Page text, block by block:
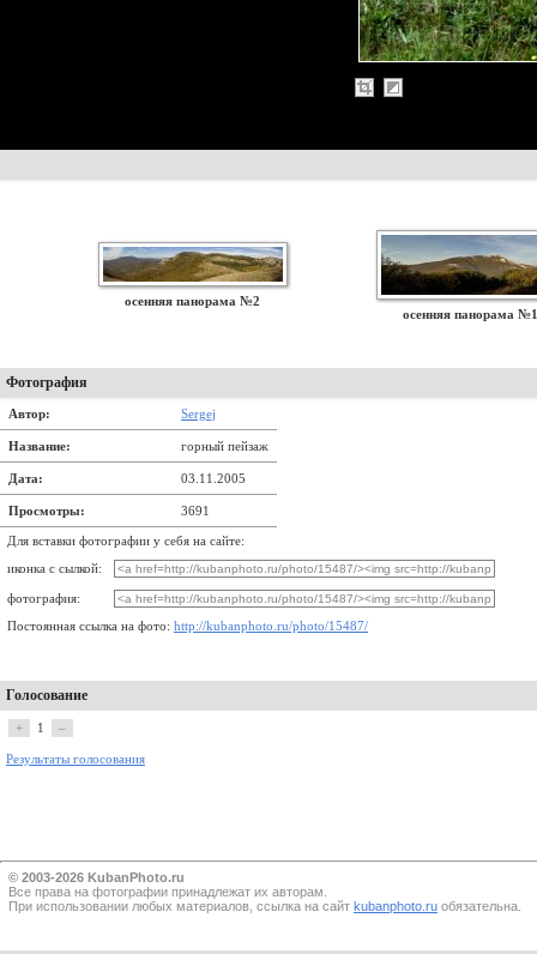
осенняя панорама №2
осенняя панорама
Фотография
Автор: Sergej
Название: горный пейзаж
Дата: 03.11.2005
Просмотры: 3691
Для вставки фотографии у себя на сайте:
иконка с сылкой:
фотография:
Постоянная ссылка на фото: http://kubanphoto.ru/photo/15487/
Голосование
+ 1 –
Результаты голосования
© 2003-2026 KubanPhoto.ru
Все прaва на фотографии принадлежат их авторам.
При использовании любых материалов, ссылка на сайт kubanphoto.ru обязательна.